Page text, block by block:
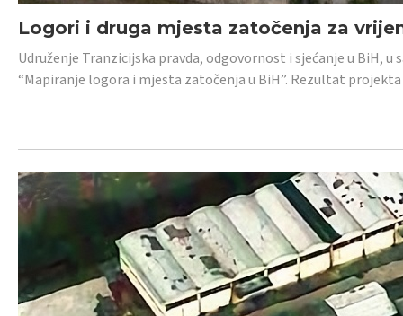
Logori i druga mjesta zatočenja za
Udruženje Tranzicijska pravda, odgovornost i sjećanje u BiH,
“Mapiranje logora i mjesta zatočenja u BiH”. Rezultat